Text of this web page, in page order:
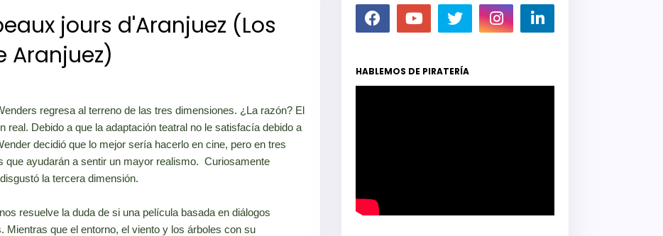
jours d'Aranjuez (Los
Aranjuez)
regresa al terreno de las tres dimensiones. ¿La razón? El
real. Debido a que la adaptación teatral no le satisfacía debido a
decidió que lo mejor sería hacerlo en cine, pero en tres
que ayudarán a sentir un mayor realismo. Curiosamente
la tercera dimensión.
resuelve la duda de si una película basada en diálogos
Mientras que el entorno, el viento y los árboles con su
HABLEMOS DE PIRATERÍA